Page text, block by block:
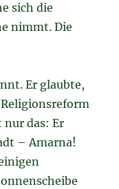
sich die
nimmt. Die
Er glaubte,
das: Er
– Amarna!